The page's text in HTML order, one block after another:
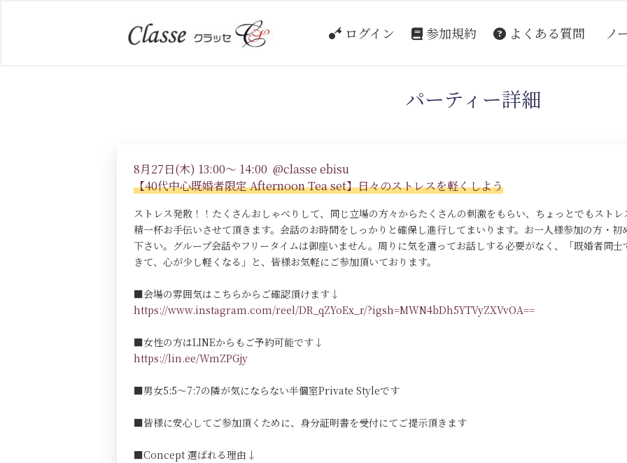
ログイン 参加規約 よくある質問 ノ
パーティー詳細
8月27日(木) 13:00～ 14:00 @classe ebisu
【40代中心既婚者限定 Afternoon Tea set】日々のストレスを軽くしよう
ストレス発散！！たくさんおしゃべりして、同じ立場の方々からたくさんの刺激をもらい、ちょっとでもスト
精一杯お手伝いさせて頂きます。会話のお時間をしっかりと確保し進行してまいります。お一人様参加の方・
下さい。グループ会話やフリータイムは御座いません。周りに気を遣ってお話しする必要がなく、「既婚者同
きて、心が少し軽くなる」と、皆様お気軽にご参加頂いております。
■会場の雰囲気はこちらからご確認頂けます↓
https://www.instagram.com/reel/DR_qZYoEx_r/?igsh=MWN4bDh5YTVyZXVvOA==
■女性の方はLINEからもご予約可能です↓
https://lin.ee/WmZPGjy
■男女5:5～7:7の隣が気にならない半個室Private Styleです
■皆様に安心してご参加頂くために、身分証明書を受付にてご提示頂きます
■Concept 選ばれる理由↓